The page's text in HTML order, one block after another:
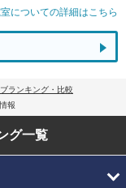
についての詳細はこちら
ランキング・比較
報
グ一覧